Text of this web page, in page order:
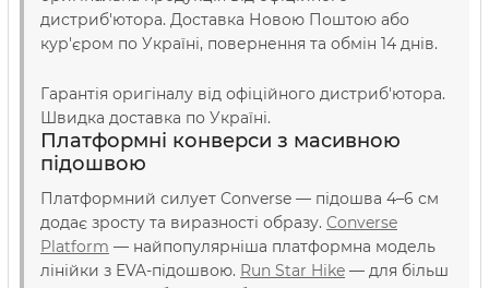
дистриб'ютора. Доставка Новою Поштою або
кур'єром по Україні, повернення та обмін 14 днів.
Гарантія оригіналу від офіційного дистриб'ютора.
Швидка доставка по Україні.
Платформні конверси з масивною
підошвою
Платформний силует Converse — підошва 4–6 см
додає зросту та виразності образу. Converse
Platform — найпопулярніша платформна модель
лінійки з EVA-підошвою. Run Star Hike — для більш